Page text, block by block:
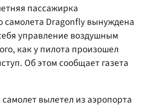
пассажирка
самолета Dragonfly вынуждена
управление воздушным
как у пилота произошел
Об этом сообщает газета
вылетел из аэропорта